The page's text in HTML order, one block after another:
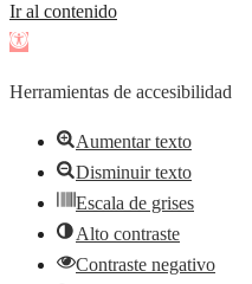
Ir al contenido
Abrir
de
herramientas
Herramientas de accesibilidad
Aumentar texto
Disminuir texto
Escala de grises
Alto contraste
Contraste negativo